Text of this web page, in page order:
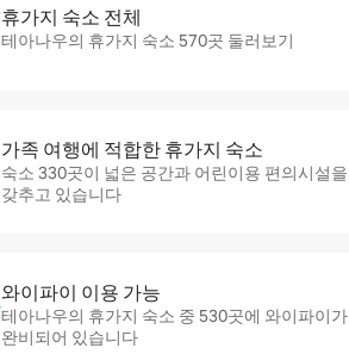
휴가지 숙소 전체
테아나우의 휴가지 숙소 570곳 둘러보기
가족 여행에 적합한 휴가지 숙소
숙소 330곳이 넓은 공간과 어린이용 편의시설을
갖추고 있습니다
와이파이 이용 가능
테아나우의 휴가지 숙소 중 530곳에 와이파이가
완비되어 있습니다